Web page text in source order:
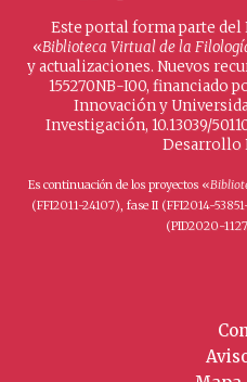
Este portal forma parte
«Biblioteca Virtual de la
y actualizaciones. Nuevos
155270NB-I00, financiado
Innovación y
Investigación, 10.13039/
Desarrollo
Es continuación de los proyectos «
(FFI2011-24107), fase II (FFI2014-
(PID2020-